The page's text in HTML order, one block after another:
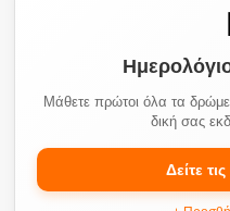
Μάθετε πρώτοι όλα τα
δική σας
Δείτε